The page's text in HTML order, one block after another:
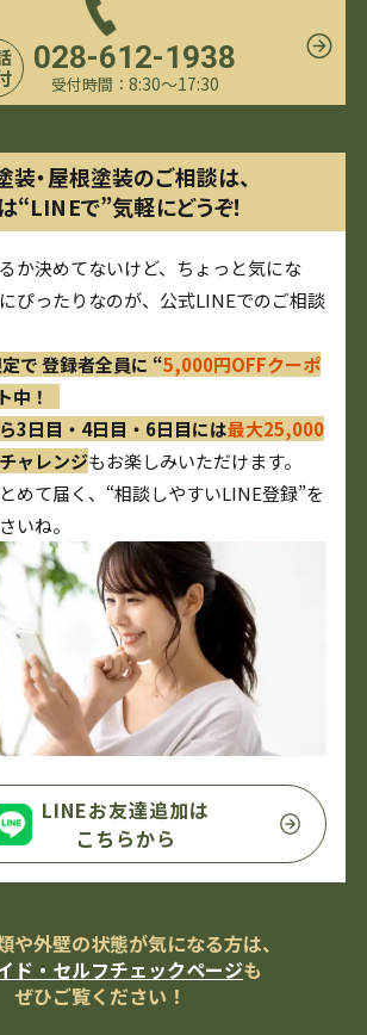
028-612-1938
受付時間： 8:30〜17:30
装・屋根塗装のご相談は、
“LINEで”気軽にどうぞ！
か決めてないけど、ちょっと気にな
ぴったりなのが、公式LINEでのご相談
で 登録者全員に “5,000円OFFクーポ
中！
3日目・4日目・6日目には最大25,000
ャレンジもお楽しみいただけます。
めて届く、“相談しやすいLINE登録”を
いね。
LINEお友達追加は
こちらから
や外壁の状態が気になる方は、
ド・セルフチェックページも
ぜひご覧ください！